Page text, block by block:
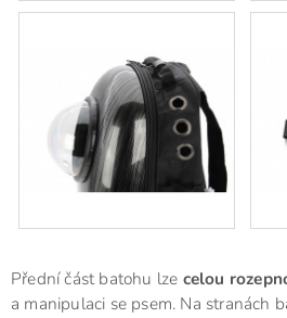
Přední část batohu lze celou
a manipulaci se psem. Na stranách